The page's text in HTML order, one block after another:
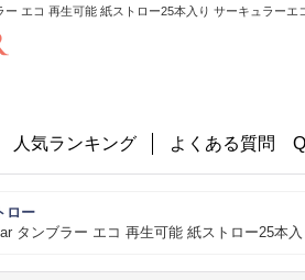
ー エコ 再生可能 紙ストロー25本入り サーキュラー
人気ランキング よくある質問
ロー
タンブラー エコ 再生可能 紙ストロー25本